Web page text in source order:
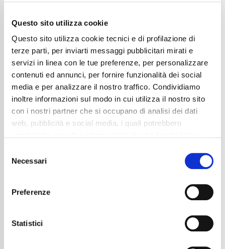
Questo sito utilizza cookie
Questo sito utilizza cookie tecnici e di profilazione di
terze parti, per inviarti messaggi pubblicitari mirati e
servizi in linea con le tue preferenze, per personalizzare
contenuti ed annunci, per fornire funzionalità dei social
media e per analizzare il nostro traffico. Condividiamo
inoltre informazioni sul modo in cui utilizza il nostro sito
con i nostri partner che si occupano di analisi dei dati
web, pubblicità e social media, i quali potrebbero
mera chiusura del banner non comporta l’accettazione
tutti” o selezionando le diverse categorie di cookies
Selection
Necessari
Preferenze
Statistici
Audi Q8 3.0 tdi mhev S line quattro
71.850€
Tipo Di Carburante